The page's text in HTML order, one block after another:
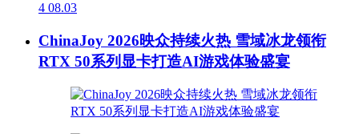
4 08.03
ChinaJoy 2026映众持续火热 雪域冰龙领衔
RTX 50系列显卡打造AI游戏体验盛宴